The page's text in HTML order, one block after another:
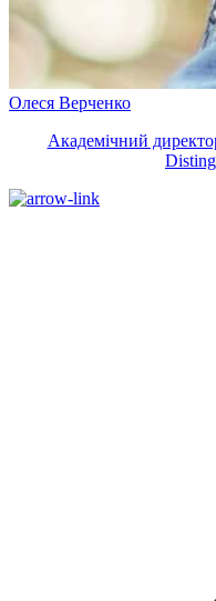
Олеся Верченко
Академічний